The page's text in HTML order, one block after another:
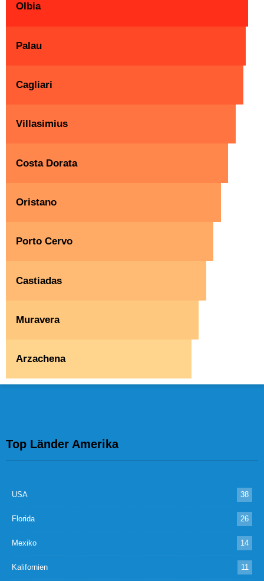
Olbia
Palau
Cagliari
Villasimius
Costa Dorata
Oristano
Porto Cervo
Castiadas
Muravera
Arzachena
Top Länder Amerika
USA 38
Florida 26
Mexiko 14
Kalifornien 11